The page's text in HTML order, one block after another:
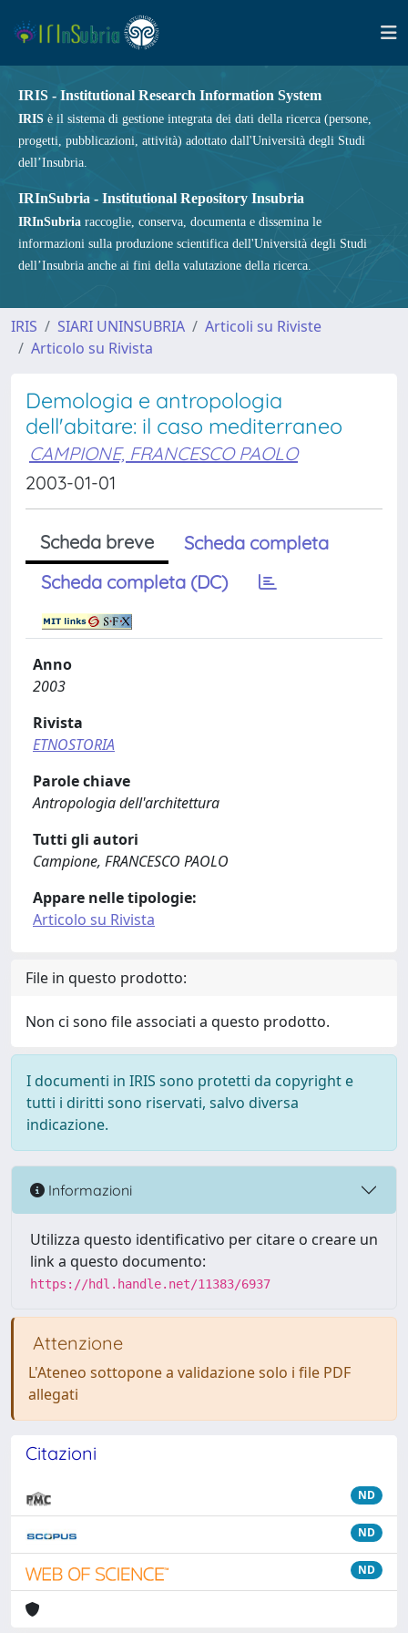
IRIS - Institutional Research Information System
IRIS è il sistema di gestione integrata dei dati della ricerca (persone,
progetti, pubblicazioni, attività) adottato dall'Università degli Studi
dell’Insubria.
IRInSubria - Institutional Repository Insubria
IRInSubria raccoglie, conserva, documenta e dissemina le
informazioni sulla produzione scientifica dell'Università degli Studi
dell’Insubria anche ai fini della valutazione della ricerca.
IRIS SIARI UNINSUBRIA
Articoli su Riviste
Articolo su Rivista
Demologia e antropologia
dell'abitare: il caso mediterraneo
CAMPIONE, FRANCESCO PAOLO
2003-01-01
Scheda breve
Scheda completa
Scheda completa (DC)
Anno
2003
Rivista
ETNOSTORIA
Parole chiave
Antropologia dell'architettura
Tutti gli autori
Campione, FRANCESCO PAOLO
Appare nelle tipologie:
Articolo su Rivista
File in questo prodotto:
Non ci sono file associati a questo prodotto.
I documenti in IRIS sono protetti da copyright e
tutti i diritti sono riservati, salvo diversa
indicazione.
Informazioni
Utilizza questo identificativo per citare o creare un
link a questo documento:
https://hdl.handle.net/11383/6937
Attenzione
L'Ateneo sottopone a validazione solo i file PDF
allegati
Citazioni
ND
ND
ND